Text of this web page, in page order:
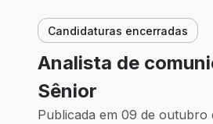
Candidaturas encerradas
Analista de
Sênior
Publicada em 09 de outubro